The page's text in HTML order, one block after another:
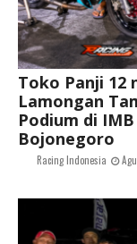
Toko Panji 12
Lamongan
Podium di IMB
Bojonegoro
Racing Indonesia